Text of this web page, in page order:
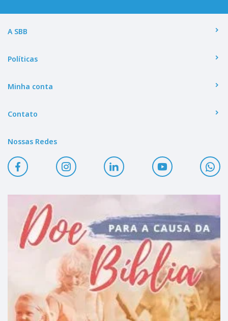
A SBB
Políticas
Minha conta
Contato
Nossas Redes